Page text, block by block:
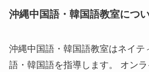
沖縄中国語・韓国語教室につ
沖縄中国語・韓国語教室はネイテ
語・韓国語を指導します。 オン